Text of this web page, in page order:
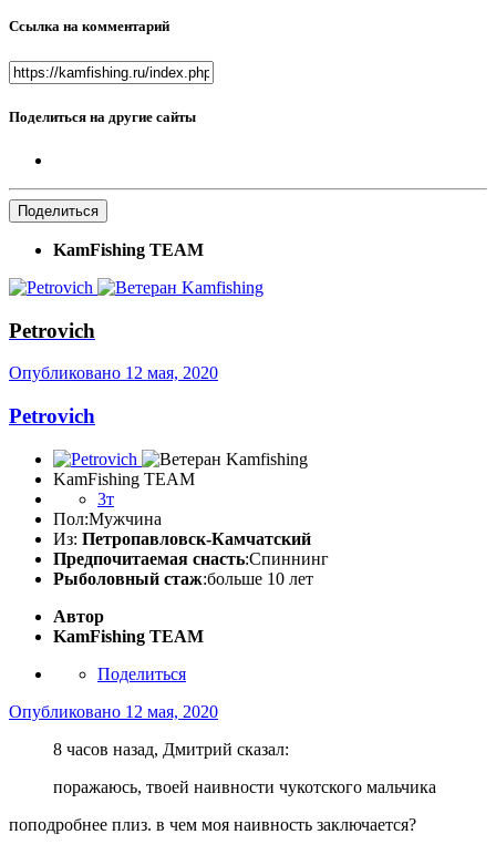
Ссылка на комментарий
Поделиться на другие сайты
Поделиться
KamFishing TEАМ
Petrovich
Опубликовано 12 мая, 2020
Petrovich
KamFishing TEАМ
3т
Пол:Мужчина
Из: Петропавловск-Камчатский
Предпочитаемая снасть:Спиннинг
Рыболовный стаж:больше 10 лет
Автор
KamFishing TEАМ
Поделиться
Опубликовано 12 мая, 2020
8 часов назад, Дмитрий сказал:
поражаюсь, твоей наивности чукотского мальчика
поподробнее плиз. в чем моя наивность заключается?